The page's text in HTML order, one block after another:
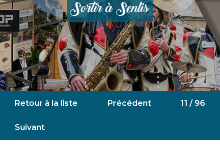
Retour à la liste Précédent 11 / 96
Suivant